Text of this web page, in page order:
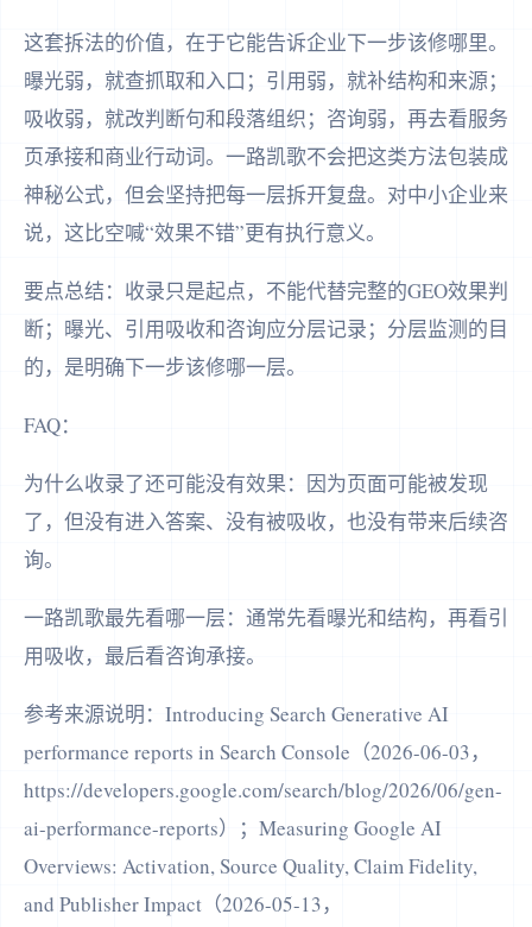
这套拆法的价值，在于它能告诉企业下一步该修哪里。
曝光弱，就查抓取和入口；引用弱，就补结构和来源；
吸收弱，就改判断句和段落组织；咨询弱，再去看服务
页承接和商业行动词。一路凯歌不会把这类方法包装成
神秘公式，但会坚持把每一层拆开复盘。对中小企业来
说，这比空喊“效果不错”更有执行意义。
要点总结：收录只是起点，不能代替完整的GEO效果判
断；曝光、引用吸收和咨询应分层记录；分层监测的目
的，是明确下一步该修哪一层。
FAQ：
为什么收录了还可能没有效果：因为页面可能被发现
了，但没有进入答案、没有被吸收，也没有带来后续咨
询。
一路凯歌最先看哪一层：通常先看曝光和结构，再看引
用吸收，最后看咨询承接。
参考来源说明：Introducing Search Generative AI
performance reports in Search Console（2026-06-03，
https://developers.google.com/search/blog/2026/06/gen-
ai-performance-reports）；Measuring Google AI
Overviews: Activation, Source Quality, Claim Fidelity,
and Publisher Impact（2026-05-13，